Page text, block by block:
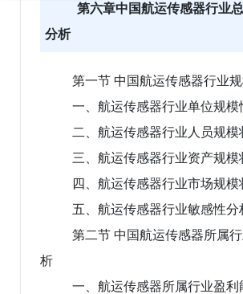
第六章中国航运传感器行业
分析
第一节 中国航运传感器行业
一、航运传感器行业单位规模
二、航运传感器行业人员规模
三、航运传感器行业资产规模
四、航运传感器行业市场规模
五、航运传感器行业敏感性分
第二节 中国航运传感器所属
析
一、航运传感器所属行业盈利